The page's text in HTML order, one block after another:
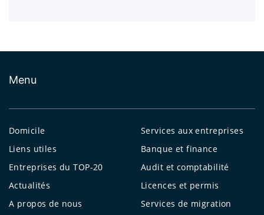
Menu
Domicile
Liens utiles
Entreprises du TOP-20
Actualités
A propos de nous
Services aux entreprises
Banque et finance
Audit et comptabilité
Licences et permis
Services de migration